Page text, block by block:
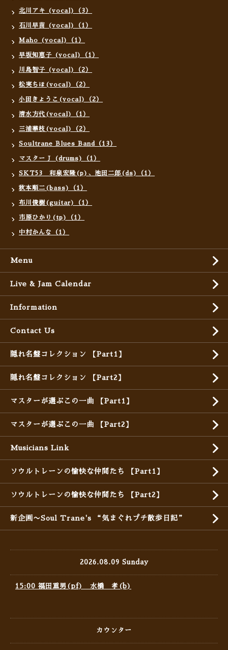
北川アキ (vocal)（3）
石川早苗 (vocal)（1）
Maho (vocal)（1）
早坂知恵子 (vocal)（1）
川島智子 (vocal)（2）
松実ちほ(vocal)（2）
小田きょうこ(vocal)（2）
清水方代(vocal)（1）
三浦華枝(vocal)（2）
Soultrane Blues Band（13）
マスターＪ (drums)（1）
SKT53 和泉宏隆(p)、池田二郎(ds)（1）
秋本順二(bass)（1）
布川俊樹(guitar)（1）
市原ひかり(tp)（1）
中村かんな（1）
Menu
Live & Jam Calendar
Information
Contact Us
隠れ名盤コレクション 【Part1】
隠れ名盤コレクション 【Part2】
マスターが選ぶこの一曲 【Part1】
マスターが選ぶこの一曲 【Part2】
Musicians Link
ソウルトレーンの愉快な仲間たち 【Part1】
ソウルトレーンの愉快な仲間たち 【Part2】
新企画〜Soul Trane's “気まぐれプチ散歩日記”
2026.08.09 Sunday
15:00 福田重男(pf) 水橋 孝(b)
カウンター